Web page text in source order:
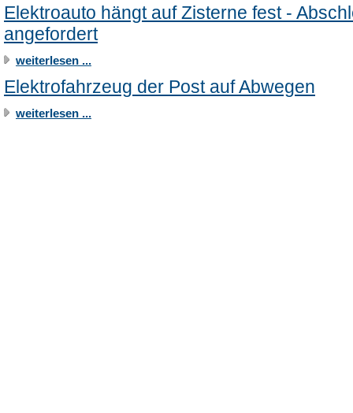
Elektroauto hängt auf Zisterne fest -
angefordert
weiterlesen ...
Elektrofahrzeug der Post auf Abwegen
weiterlesen ...